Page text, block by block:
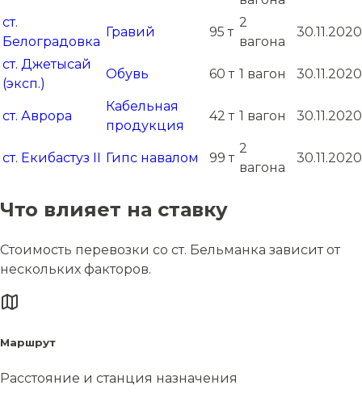
ст.
Белоградовка
Гравий 95 т
2
вагона
30.11.2020
ст. Джетысай
(эксп.)
Обувь 60 т 1 вагон 30.11.2020
ст. Аврора
Кабельная
продукция
42 т 1 вагон 30.11.2020
ст. Екибастуз II Гипс навалом 99 т
2
вагона
30.11.2020
Что влияет на ставку
Стоимость перевозки со ст. Бельманка зависит от
нескольких факторов.
Маршрут
Расстояние и станция назначения